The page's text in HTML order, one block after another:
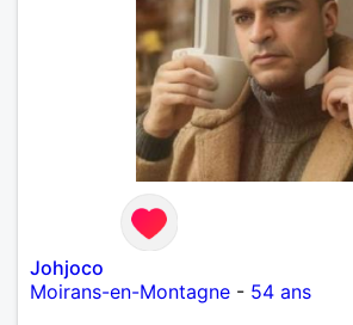
Johjoco
Moirans-en-Montagne - 54 ans